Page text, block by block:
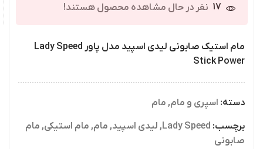
17 نفر در حال مشاهده محصول هستند!
مام استیک صابونی لیدی اسپید مدل پاور Lady Speed
Stick Power
دسته: اسپری و مام, مام
برچسب: Lady Speed
, لیدی اسپید, مام, مام استیکی, مام
صابونی